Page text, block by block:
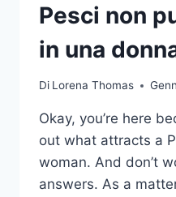
Pesci non
in una
Di Lorena Thomas
Okay, you’re here
out what attracts a
woman. And don’t
answers. As a